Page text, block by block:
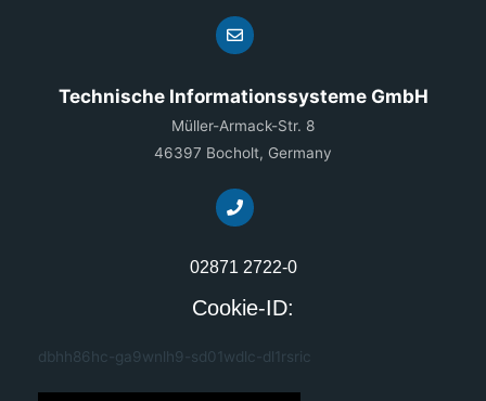
Technische Informationssysteme GmbH
Müller-Armack-Str. 8
46397 Bocholt, Germany
02871 2722-0
Cookie-ID:
dbhh86hc-ga9wnlh9-sd01wdlc-dl1rsric